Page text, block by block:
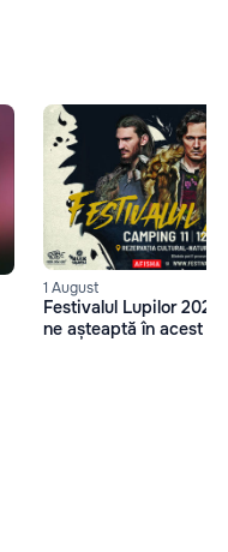
1 August
Festivalul Lupilor
ne așteaptă în acest